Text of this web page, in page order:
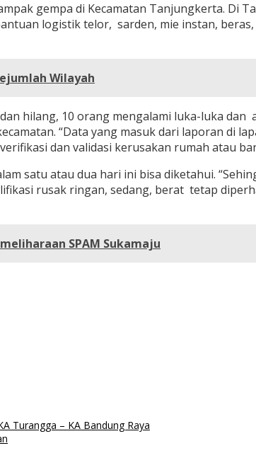
gempa di Kecamatan Tanjungkerta. Di
logistik telor, sarden, mie instan,
Wilayah
hilang, 10 orang mengalami luka-luka dan
“Data yang masuk dari laporan di
dan validasi kerusakan rumah atau
satu atau dua hari ini bisa diketahui.
rusak ringan, sedang, berat tetap
SPAM Sukamaju
Turangga – KA Bandung Raya